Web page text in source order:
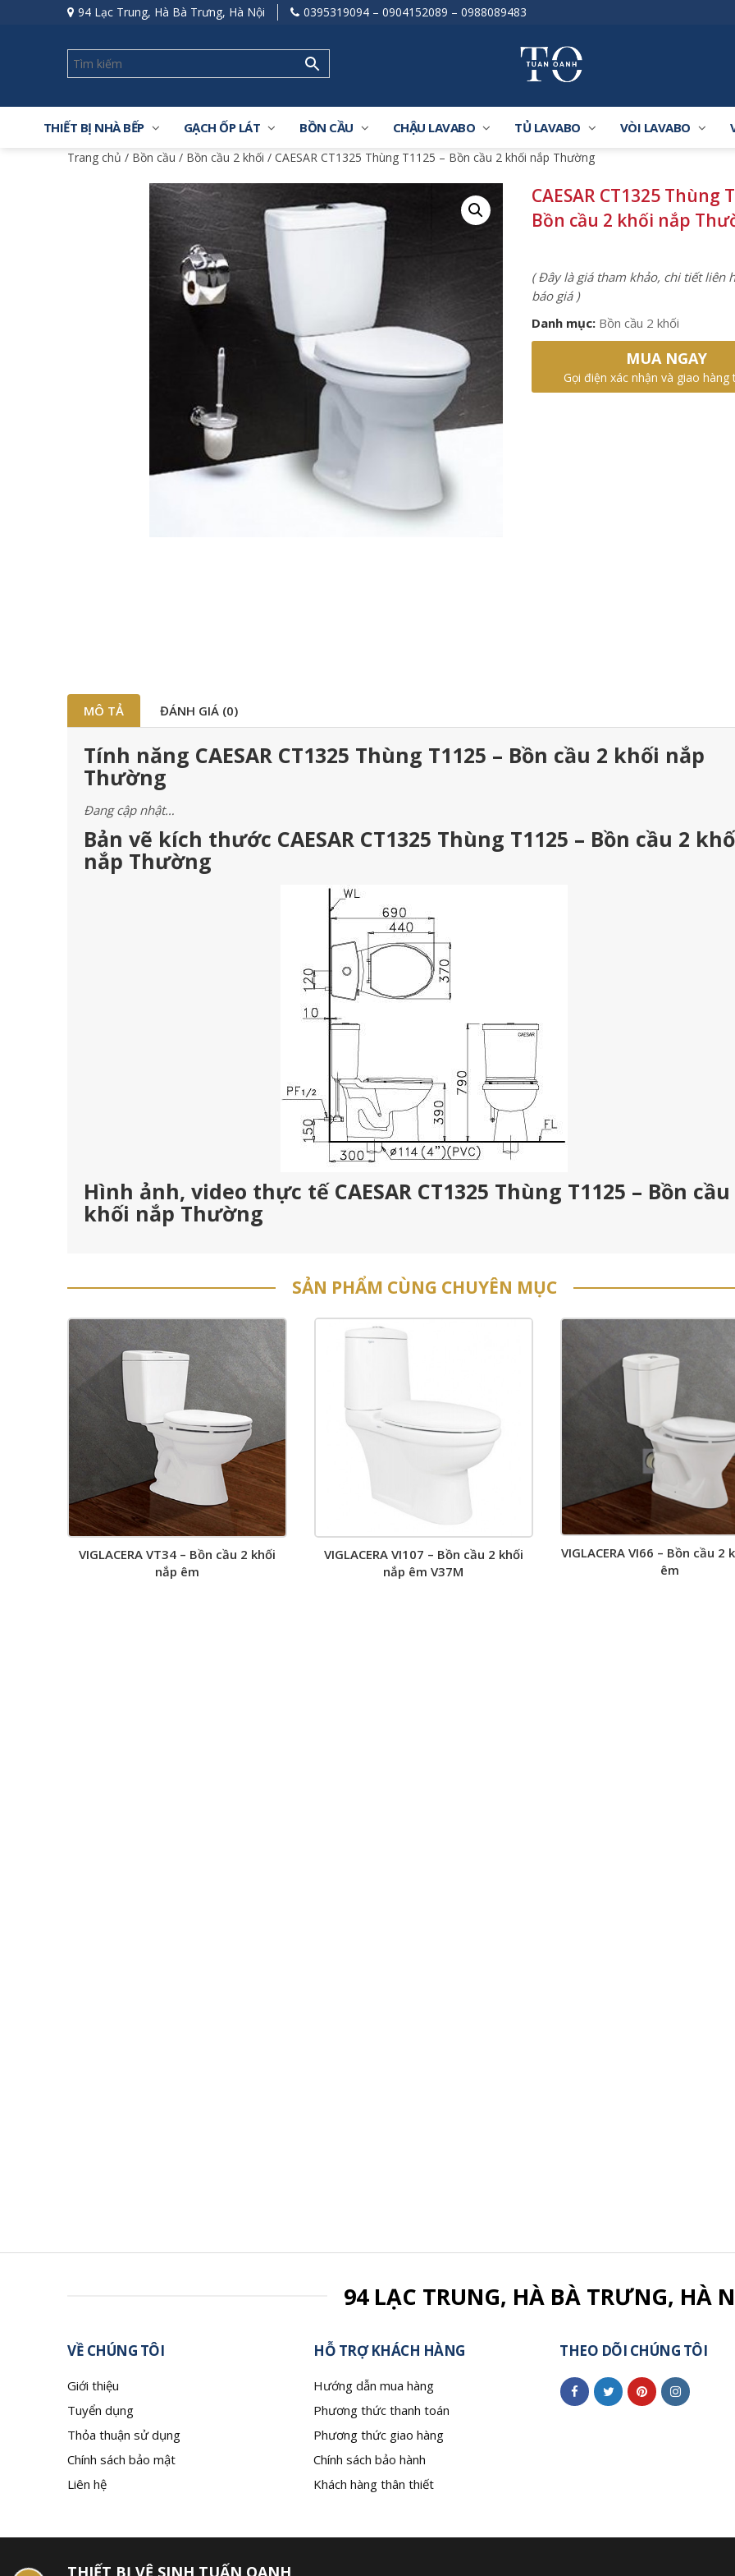
94 Lạc Trung, Hà Bà Trưng, Hà Nội 0395319094 – 0904152089 – 0988089483
THIẾT BỊ NHÀ BẾP GẠCH ỐP LÁT BỒN CẦU CHẬU LAVABO TỦ LAVABO VÒI LAVABO
Trang chủ / Bồn cầu / Bồn cầu 2 khối / CAESAR CT1325 Thùng T1125 – Bồn cầu 2 khối nắp Thường
CAESAR CT1325 Thùng
Bồn cầu 2 khối nắp
( Đây là giá tham khảo, chi tiết liên
báo giá )
Danh mục: Bồn cầu 2 khối
MUA NGAY
Gọi điện xác nhận và giao hàng
MÔ TẢ ĐÁNH GIÁ (0)
Tính năng CAESAR CT1325 Thùng T1125 – Bồn cầu 2 khối nắp
Thường
Đang cập nhật…
Bản vẽ kích thước CAESAR CT1325 Thùng T1125 – Bồn cầu 2
nắp Thường
Hình ảnh, video thực tế CAESAR CT1325 Thùng T1125 – Bồn cầu
khối nắp Thường
SẢN PHẨM CÙNG CHUYÊN MỤC
VIGLACERA VT34 – Bồn cầu 2 khối
nắp êm
VIGLACERA VI107 – Bồn cầu 2 khối
nắp êm V37M
VIGLACERA VI66 – Bồn cầu 2
êm
94 LẠC TRUNG, HÀ BÀ TRƯNG, HÀ
VỀ CHÚNG TÔI
Giới thiệu
Tuyển dụng
Thỏa thuận sử dụng
Chính sách bảo mật
Liên hệ
HỖ TRỢ KHÁCH HÀNG
Hướng dẫn mua hàng
Phương thức thanh toán
Phương thức giao hàng
Chính sách bảo hành
Khách hàng thân thiết
THEO DÕI CHÚNG TÔI
THIẾT BỊ VỆ SINH TUẤN OANH